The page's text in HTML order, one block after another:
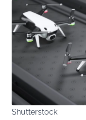
Shutterstock